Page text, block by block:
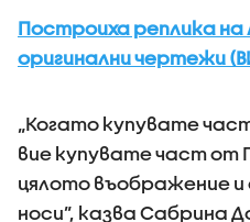
Построиха реплика
оригинални чертежи
„Когато купувате
вие купувате част от
цялото въображение
носи”, казва Сабрина